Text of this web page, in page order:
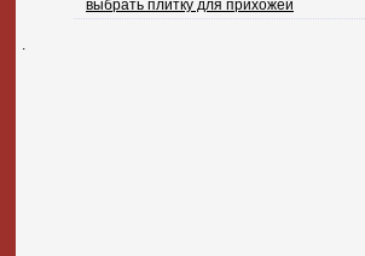
выбрать плитку для прихожей